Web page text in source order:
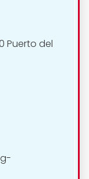
Puerto del